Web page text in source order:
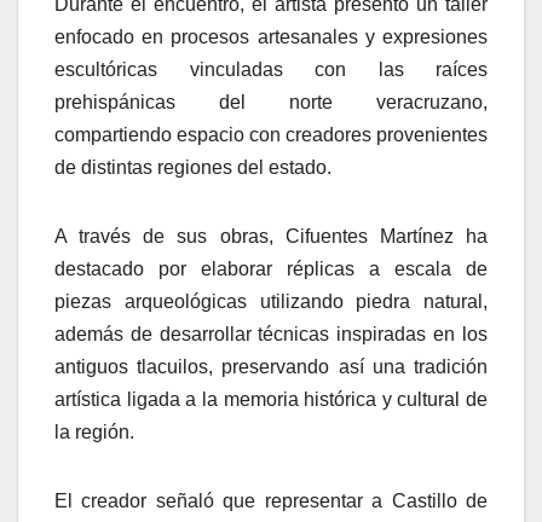
Durante el encuentro, el artista presentó un taller
enfocado en procesos artesanales y expresiones
escultóricas vinculadas con las raíces
prehispánicas del norte veracruzano,
compartiendo espacio con creadores provenientes
de distintas regiones del estado.
A través de sus obras, Cifuentes Martínez ha
destacado por elaborar réplicas a escala de
piezas arqueológicas utilizando piedra natural,
además de desarrollar técnicas inspiradas en los
antiguos tlacuilos, preservando así una tradición
artística ligada a la memoria histórica y cultural de
la región.
El creador señaló que representar a Castillo de